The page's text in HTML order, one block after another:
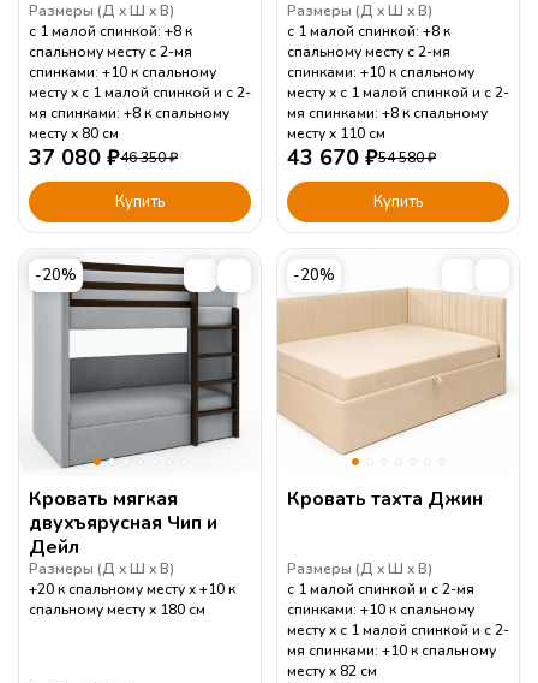
Размеры (Д Ш В)
с 1 малой спинкой: +8 к
спальному месту с 2-мя
спинками: +10 к спальному
месту
с 1 малой спинкой и с 2-
мя спинками: +8 к спальному
месту
80 см
37 080 ₽46 350₽
Купить
Размеры (Д Ш В)
с 1 малой спинкой: +8 к
спальному месту с 2-мя
спинками: +10 к спальному
месту
с 1 малой спинкой и с 2-
мя спинками: +8 к спальному
месту
110 см
43 670 ₽54 580₽
Купить
-20%
Кровать мягкая
двухъярусная Чип и
Дейл
Размеры (Д Ш В)
+20 к спальному месту
+10 к
спальному месту
180 см
-20%
Кровать тахта Джин
Размеры (Д Ш В)
с 1 малой спинкой и с 2-мя
спинками: +10 к спальному
месту
с 1 малой спинкой и с 2-
мя спинками: +10 к спальному
месту
82 см